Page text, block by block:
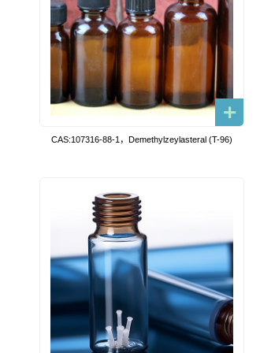
CAS:107316-88-1，Demethylzeylasteral (T-96)